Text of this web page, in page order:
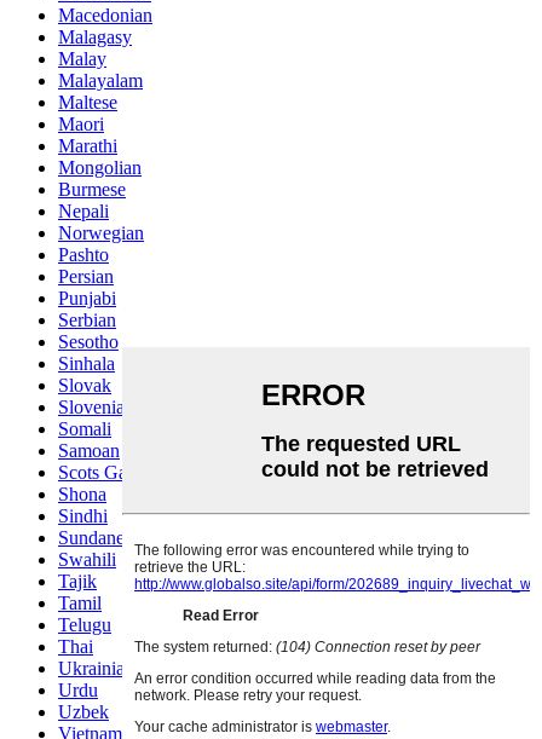
Macedonian
Malagasy
Malay
Malayalam
Maltese
Maori
Marathi
Mongolian
Burmese
Nepali
Norwegian
Pashto
Persian
Punjabi
Serbian
Sesotho
Sinhala
Slovak
Slovenian
Somali
Samoan
Scots Gaelic
Shona
Sindhi
Sundanese
Swahili
Tajik
Tamil
Telugu
Thai
Ukrainian
Urdu
Uzbek
Vietnamese